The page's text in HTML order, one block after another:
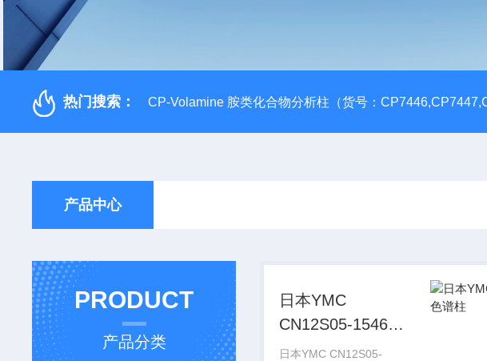
热门搜索： CP-Volamine 胺类化合物分析柱（货号：
产品中心
PRODUCT
产品分类
日本YMC
CN12S05-1546WT
液相色谱柱
日本YMC CN12S05-